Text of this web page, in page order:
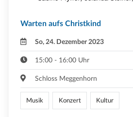
Warten aufs Christkind
So, 24. Dezember 2023
15:00 - 16:00 Uhr
Schloss Meggenhorn
Musik Konzert Kultur